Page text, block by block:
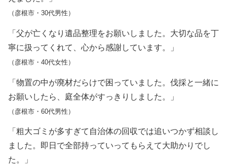
（彦根市・30代男性）
「父が亡くなり遺品整理をお願いしました。大切な品を丁
寧に扱ってくれて、心から感謝しています。」
（彦根市・40代女性）
「物置の中が廃材だらけで困っていました。伐採と一緒に
お願いしたら、庭全体がすっきりしました。」
（彦根市・60代男性）
「粗大ゴミが多すぎて自治体の回収では追いつかず相談し
ました。即日で全部持っていってもらえて大助かりでし
た。」